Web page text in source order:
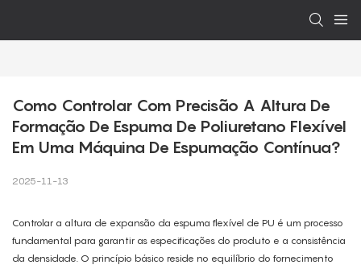
Como Controlar Com Precisão A Altura De
Formação De Espuma De Poliuretano Flexível
Em Uma Máquina De Espumação Contínua?
2025-11-13
Controlar a altura de expansão da espuma flexível de PU é um processo
fundamental para garantir as especificações do produto e a consistência
da densidade. O princípio básico reside no equilíbrio do fornecimento